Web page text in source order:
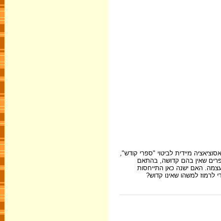
מיידית לביטוי "ספרי קודש",
שאין בהם קדושה, בהתאם
האם ישנה כאן התייחסות
למשהו שאינו קדוש?